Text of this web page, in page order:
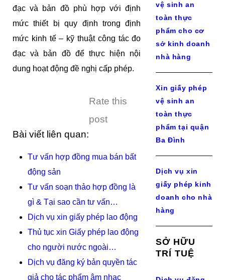
đạc và bản đồ phù hợp với định
mức thiết bị quy định trong định
mức kinh tế – kỹ thuật công tác đo
đạc và bản đồ để thực hiện nội
dung hoạt động đề nghị cấp phép.
Rate this
post
Bài viết liên quan:
Tư vấn hợp đồng mua bán bất
động sản
Tư vấn soạn thảo hợp đồng là
gì & Tại sao cần tư vấn…
Dịch vụ xin giấy phép lao động
Thủ tục xin Giấy phép lao động
cho người nước ngoài…
Dịch vụ đăng ký bản quyền tác
giả cho tác phẩm âm nhạc
vệ sinh an
toàn thực
phẩm cho cơ
sở kinh doanh
nhà hàng
Xin giấy phép
vệ sinh an
toàn thực
phẩm tại quận
Ba Đình
Dịch vụ xin
giấy phép kinh
doanh cho nhà
hàng
SỞ HỮU
TRÍ TUỆ